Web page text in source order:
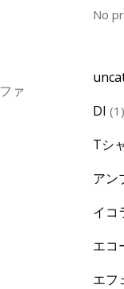
ァ
No
DI 1 1
Tシ
アン
イコ
エコ
エフ